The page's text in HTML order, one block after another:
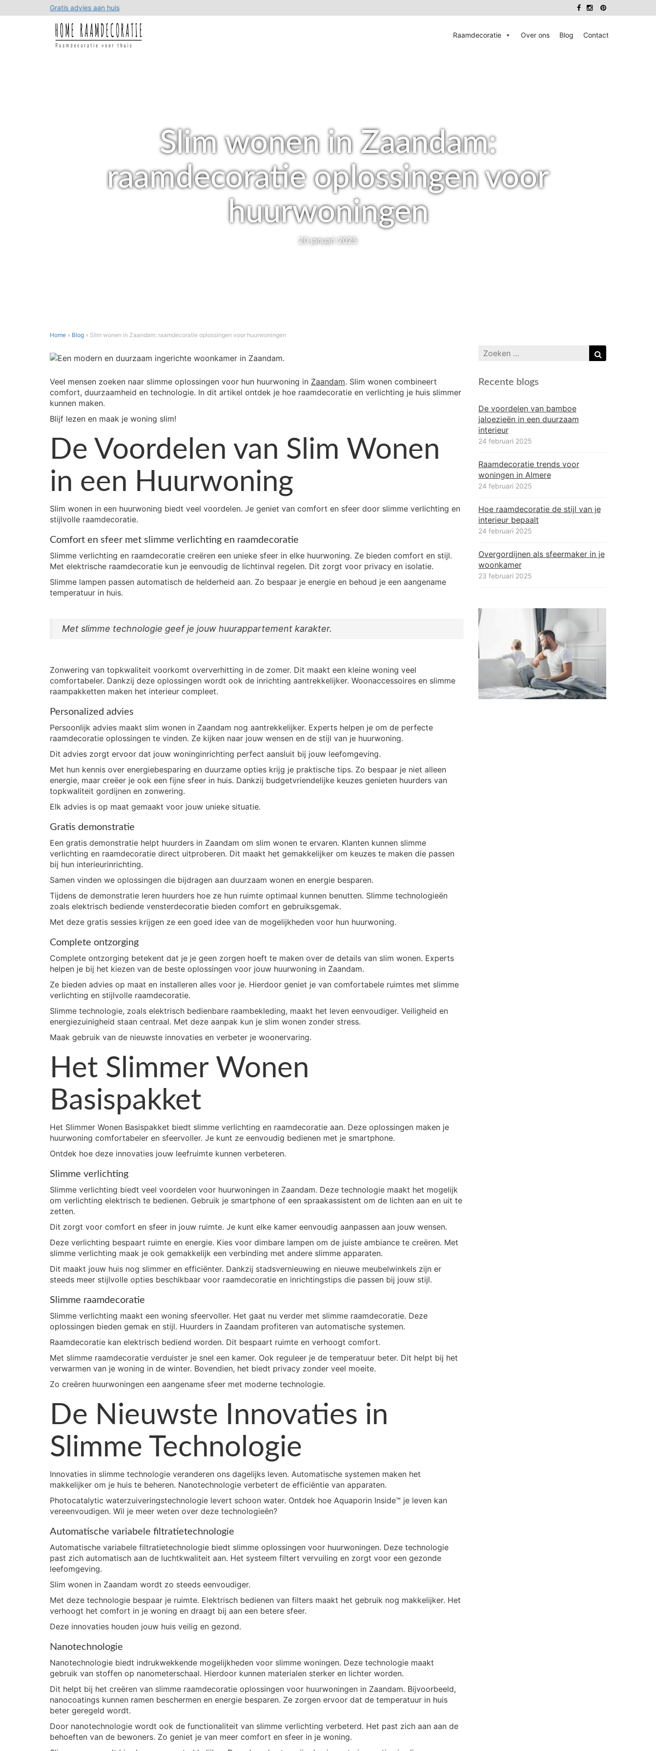
Gratis advies aan huis
Raamdecoratie Over ons Blog Contact
Slim wonen in Zaandam:
raamdecoratie oplossingen voor
huurwoningen
20 januari 2025
Home » Blog » Slim wonen in Zaandam: raamdecoratie oplossingen voor huurwoningen
SLIM
WONEN
ZAANDAM:
RAAMDECORATIE
OPLOSSINGEN
VOOR
HUURWONINGEN
Veel mensen zoeken naar slimme oplossingen voor hun huurwoning in Zaandam. Slim wonen combineert
comfort, duurzaamheid en technologie. In dit artikel ontdek je hoe raamdecoratie en verlichting je huis slimmer
kunnen maken.
Blijf lezen en maak je woning slim!
De Voordelen van Slim Wonen
in een Huurwoning
Slim wonen in een huurwoning biedt veel voordelen. Je geniet van comfort en sfeer door slimme verlichting en
stijlvolle raamdecoratie.
Comfort en sfeer met slimme verlichting en raamdecoratie
Slimme verlichting en raamdecoratie creëren een unieke sfeer in elke huurwoning. Ze bieden comfort en stijl.
Met elektrische raamdecoratie kun je eenvoudig de lichtinval regelen. Dit zorgt voor privacy en isolatie.
Slimme lampen passen automatisch de helderheid aan. Zo bespaar je energie en behoud je een aangename
temperatuur in huis.
Met slimme technologie geef je jouw huurappartement karakter.
Zonwering van topkwaliteit voorkomt oververhitting in de zomer. Dit maakt een kleine woning veel
comfortabeler. Dankzij deze oplossingen wordt ook de inrichting aantrekkelijker. Woonaccessoires en slimme
raampakketten maken het interieur compleet.
Personalized advies
Persoonlijk advies maakt slim wonen in Zaandam nog aantrekkelijker. Experts helpen je om de perfecte
raamdecoratie oplossingen te vinden. Ze kijken naar jouw wensen en de stijl van je huurwoning.
Dit advies zorgt ervoor dat jouw woninginrichting perfect aansluit bij jouw leefomgeving.
Met hun kennis over energiebesparing en duurzame opties krijg je praktische tips. Zo bespaar je niet alleen
energie, maar creëer je ook een fijne sfeer in huis. Dankzij budgetvriendelijke keuzes genieten huurders van
topkwaliteit gordijnen en zonwering.
Elk advies is op maat gemaakt voor jouw unieke situatie.
Gratis demonstratie
Een gratis demonstratie helpt huurders in Zaandam om slim wonen te ervaren. Klanten kunnen slimme
verlichting en raamdecoratie direct uitproberen. Dit maakt het gemakkelijker om keuzes te maken die passen
bij hun interieurinrichting.
Samen vinden we oplossingen die bijdragen aan duurzaam wonen en energie besparen.
Tijdens de demonstratie leren huurders hoe ze hun ruimte optimaal kunnen benutten. Slimme technologieën
zoals elektrisch bediende vensterdecoratie bieden comfort en gebruiksgemak.
Met deze gratis sessies krijgen ze een goed idee van de mogelijkheden voor hun huurwoning.
Complete ontzorging
Complete ontzorging betekent dat je je geen zorgen hoeft te maken over de details van slim wonen. Experts
helpen je bij het kiezen van de beste oplossingen voor jouw huurwoning in Zaandam.
Ze bieden advies op maat en installeren alles voor je. Hierdoor geniet je van comfortabele ruimtes met slimme
verlichting en stijlvolle raamdecoratie.
Slimme technologie, zoals elektrisch bedienbare raambekleding, maakt het leven eenvoudiger. Veiligheid en
energiezuinigheid staan centraal. Met deze aanpak kun je slim wonen zonder stress.
Maak gebruik van de nieuwste innovaties en verbeter je woonervaring.
Het Slimmer Wonen
Basispakket
Het Slimmer Wonen Basispakket biedt slimme verlichting en raamdecoratie aan. Deze oplossingen maken je
huurwoning comfortabeler en sfeervoller. Je kunt ze eenvoudig bedienen met je smartphone.
Ontdek hoe deze innovaties jouw leefruimte kunnen verbeteren.
Slimme verlichting
Slimme verlichting biedt veel voordelen voor huurwoningen in Zaandam. Deze technologie maakt het mogelijk
om verlichting elektrisch te bedienen. Gebruik je smartphone of een spraakassistent om de lichten aan en uit te
zetten.
Dit zorgt voor comfort en sfeer in jouw ruimte. Je kunt elke kamer eenvoudig aanpassen aan jouw wensen.
Deze verlichting bespaart ruimte en energie. Kies voor dimbare lampen om de juiste ambiance te creëren. Met
slimme verlichting maak je ook gemakkelijk een verbinding met andere slimme apparaten.
Dit maakt jouw huis nog slimmer en efficiënter. Dankzij stadsvernieuwing en nieuwe meubelwinkels zijn er
steeds meer stijlvolle opties beschikbaar voor raamdecoratie en inrichtingstips die passen bij jouw stijl.
Slimme raamdecoratie
Slimme verlichting maakt een woning sfeervoller. Het gaat nu verder met slimme raamdecoratie. Deze
oplossingen bieden gemak en stijl. Huurders in Zaandam profiteren van automatische systemen.
Raamdecoratie kan elektrisch bediend worden. Dit bespaart ruimte en verhoogt comfort.
Met slimme raamdecoratie verduister je snel een kamer. Ook reguleer je de temperatuur beter. Dit helpt bij het
verwarmen van je woning in de winter. Bovendien, het biedt privacy zonder veel moeite.
Zo creëren huurwoningen een aangename sfeer met moderne technologie.
De Nieuwste Innovaties in
Slimme Technologie
Innovaties in slimme technologie veranderen ons dagelijks leven. Automatische systemen maken het
makkelijker om je huis te beheren. Nanotechnologie verbetert de efficiëntie van apparaten.
Photocatalytic waterzuiveringstechnologie levert schoon water. Ontdek hoe Aquaporin Inside™ je leven kan
vereenvoudigen. Wil je meer weten over deze technologieën?
Automatische variabele filtratietechnologie
Automatische variabele filtratietechnologie biedt slimme oplossingen voor huurwoningen. Deze technologie
past zich automatisch aan de luchtkwaliteit aan. Het systeem filtert vervuiling en zorgt voor een gezonde
leefomgeving.
Slim wonen in Zaandam wordt zo steeds eenvoudiger.
Met deze technologie bespaar je ruimte. Elektrisch bedienen van filters maakt het gebruik nog makkelijker. Het
verhoogt het comfort in je woning en draagt bij aan een betere sfeer.
Deze innovaties houden jouw huis veilig en gezond.
Nanotechnologie
Nanotechnologie biedt indrukwekkende mogelijkheden voor slimme woningen. Deze technologie maakt
gebruik van stoffen op nanometerschaal. Hierdoor kunnen materialen sterker en lichter worden.
Dit helpt bij het creëren van slimme raamdecoratie oplossingen voor huurwoningen in Zaandam. Bijvoorbeeld,
nanocoatings kunnen ramen beschermen en energie besparen. Ze zorgen ervoor dat de temperatuur in huis
beter geregeld wordt.
Door nanotechnologie wordt ook de functionaliteit van slimme verlichting verbeterd. Het past zich aan aan de
behoeften van de bewoners. Zo geniet je van meer comfort en sfeer in je woning.
Zoeken
Recente blogs
De voordelen van bamboe
jaloezieën in een duurzaam
interieur
24 februari 2025
Raamdecoratie trends voor
woningen in Almere
24 februari 2025
Hoe raamdecoratie de stijl van je
interieur bepaalt
24 februari 2025
Overgordijnen als sfeermaker in je
woonkamer
23 februari 2025